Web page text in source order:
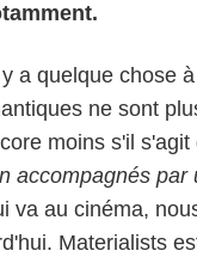
a quelque chose
ne sont
moins s'il s'agit
accompagnés par
va au cinéma,
Materialists